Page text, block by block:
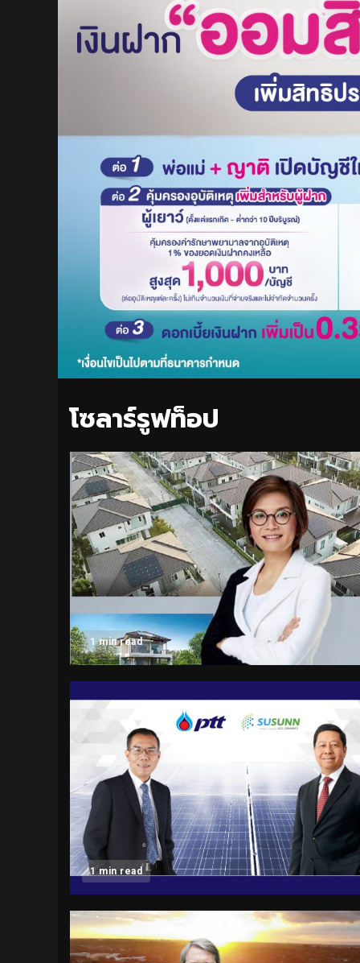
โซลาร์รูฟท็อป
1 min read
1 min read